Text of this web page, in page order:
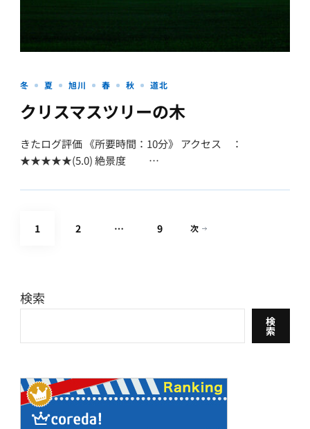
冬 夏 旭川 春 秋 道北
クリスマスツリーの木
きたログ評価 《所要時間：10分》 アクセス ：
★★★★★(5.0) 絶景度 …
投
ペ
ジ
送
り
固
ペ
1 固
2 … 固
9 次
検索
検
索